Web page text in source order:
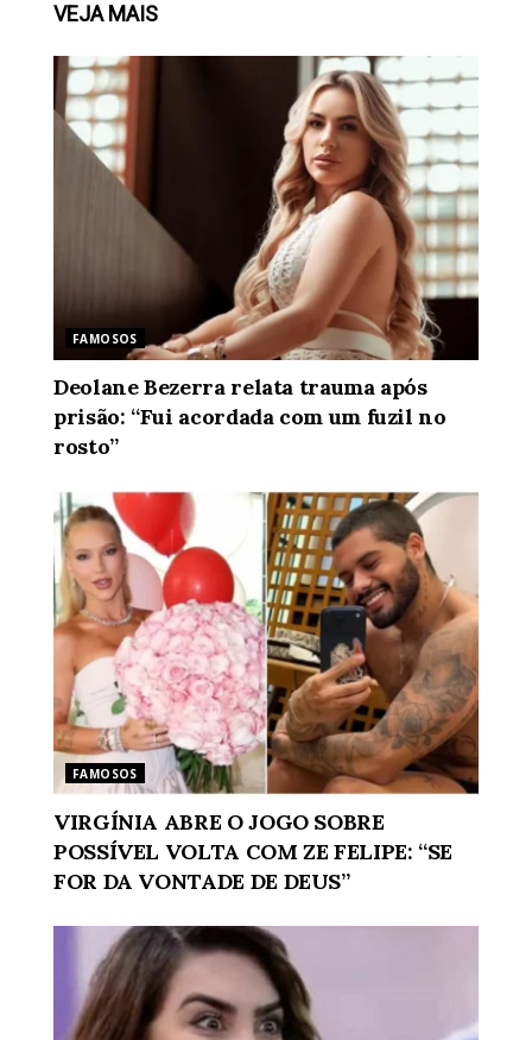
VEJAMAIS
FAMOSOS
Deolane Bezerra relata trauma após
prisão: “Fui acordada com um fuzil no
rosto”
FAMOSOS
VIRGÍNIA ABRE O JOGO SOBRE
POSSÍVEL VOLTA COM ZE FELIPE: “SE
FOR DA VONTADE DE DEUS”